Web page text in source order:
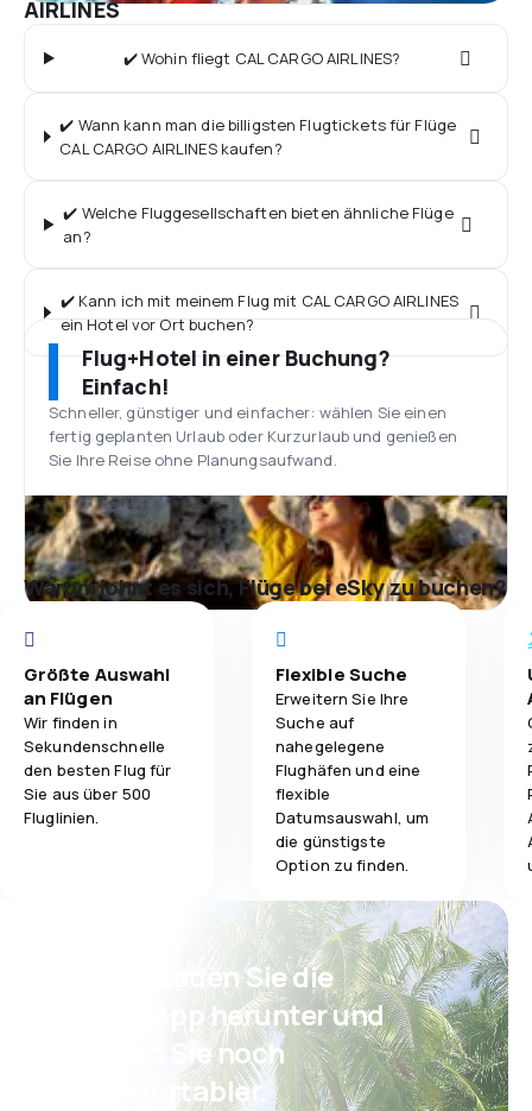
AIRLINES
✔️ Wohin fliegt CAL CARGO AIRLINES?
✔️ Wann kann man die billigsten Flugtickets für Flüge
CAL CARGO AIRLINES kaufen?
✔️ Welche Fluggesellschaften bieten ähnliche Flüge
an?
✔️ Kann ich mit meinem Flug mit CAL CARGO AIRLINES
ein Hotel vor Ort buchen?
Flug+Hotel in einer Buchung?
Einfach!
Schneller, günstiger und einfacher: wählen Sie einen
fertig geplanten Urlaub oder Kurzurlaub und genießen
Sie Ihre Reise ohne Planungsaufwand.
Warum lohnt es sich, Flüge bei eSky zu buchen?
Größte Auswahl
an Flügen
Wir finden in
Sekundenschnelle
den besten Flug für
Sie aus über 500
Fluglinien.
Flexible Suche
Erweitern Sie Ihre
Suche auf
nahegelegene
Flughäfen und eine
flexible
Datumsauswahl, um
die günstigste
Option zu finden.
Psst! Laden Sie die
eSky App herunter und
reisen Sie noch
komfortabler.